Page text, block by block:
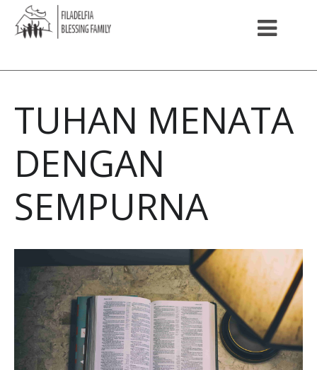
TUHAN MENATA
DENGAN
SEMPURNA